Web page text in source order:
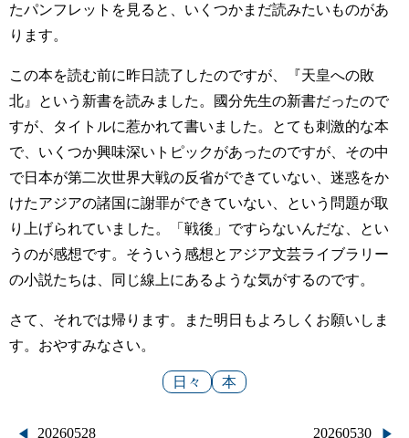
たパンフレットを見ると、いくつかまだ読みたいものがあ
ります。
この本を読む前に昨日読了したのですが、『天皇への敗
北』という新書を読みました。國分先生の新書だったので
すが、タイトルに惹かれて書いました。とても刺激的な本
で、いくつか興味深いトピックがあったのですが、その中
で日本が第二次世界大戦の反省ができていない、迷惑をか
けたアジアの諸国に謝罪ができていない、という問題が取
り上げられていました。「戦後」ですらないんだな、とい
うのが感想です。そういう感想とアジア文芸ライブラリー
の小説たちは、同じ線上にあるような気がするのです。
さて、それでは帰ります。また明日もよろしくお願いしま
す。おやすみなさい。
日々 本
20260528 20260530